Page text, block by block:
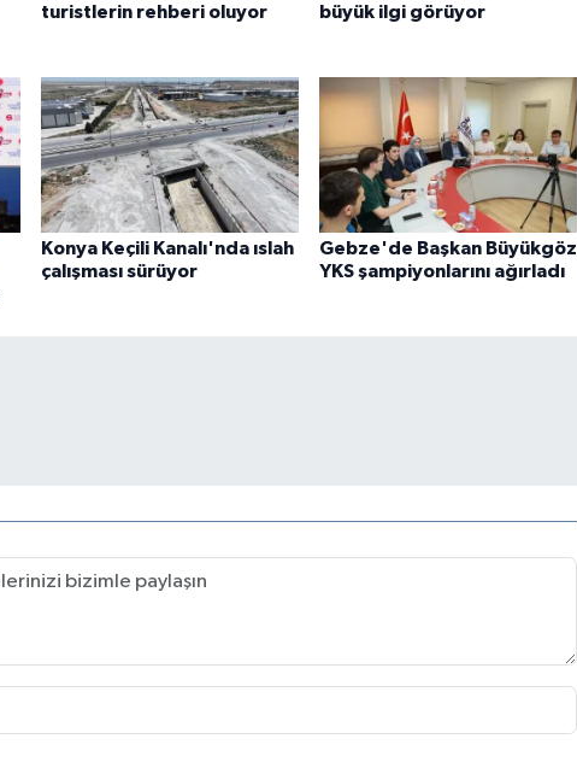
turistlerin rehberi oluyor
büyük ilgi görüyor
Konya Keçili Kanalı'nda ıslah
çalışması sürüyor
Gebze'de Başkan Büyükgöz
YKS şampiyonlarını ağırladı